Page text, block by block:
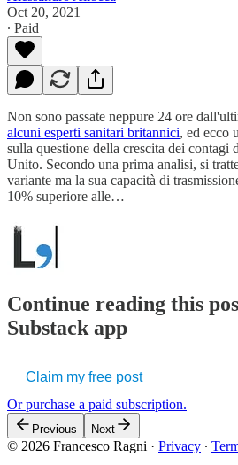
Oct 20, 2021
∙ Paid
Non sono passate neppure 24 ore
alcuni esperti sanitari britannici, ed ecco
sulla questione della crescita dei contagi
Unito. Secondo una prima analisi, si
variante ma la sua capacità di
10% superiore alle…
Continue reading this
Substack app
Claim my free post
Or purchase a paid subscription.
Previous Next
© 2026 Francesco Ragni · Privacy ∙